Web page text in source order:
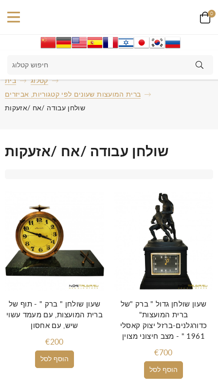
0
בית
קטלוג
ברית המועצות שעונים לפי קטגוריות, אביזרים
שולחן עבודה /אח /אזעקות
שולחן עבודה /אח /אזעקות
הוסף לסל
שעון שולחן " ברק " - תוף של
ברית המועצות, עם מעמד עשוי
שיש, עם אחסון
€200
הוסף לסל
שעון שולחן גדול " ברק "של
ברית המועצות"
כדורגלנים-ברזל יצוק קאסלי
1961 " - מצב חיצוני מצוין
€700